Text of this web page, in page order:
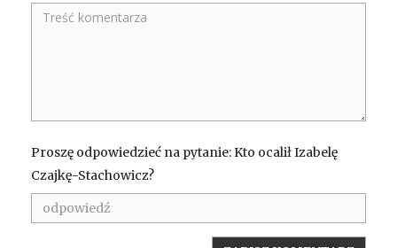
Proszę odpowiedzieć na pytanie: Kto ocalił Izabelę
Czajkę-Stachowicz?